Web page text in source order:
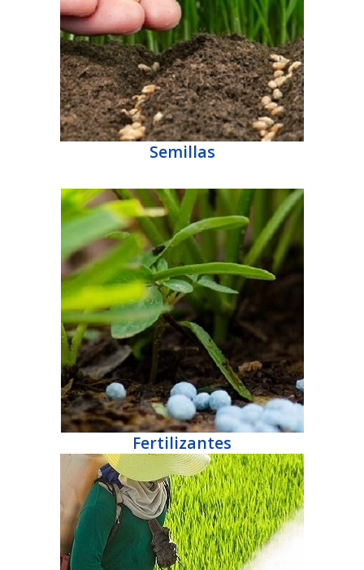
Semillas
Fertilizantes